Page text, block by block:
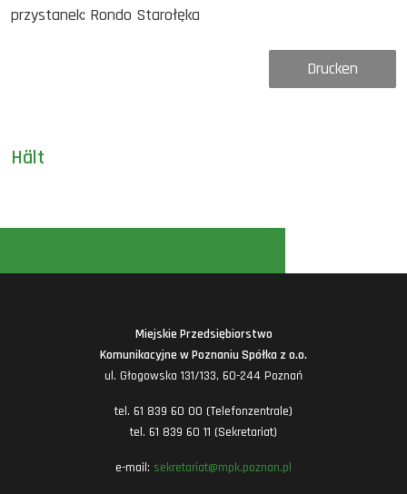
Hält
przystanek: Rondo Starołęka
Drucken
Miejskie Przedsiębiorstwo
Komunikacyjne w Poznaniu Spółka z o.o.
ul. Głogowska 131/133, 60-244 Poznań
tel. 61 839 60 00 (Telefonzentrale)
tel. 61 839 60 11 (Sekretariat)
e-mail: sekretariat@mpk.poznan.pl